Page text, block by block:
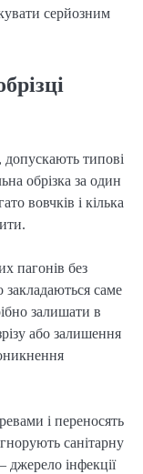
серйозним
допускають типові
обрізка за один
вовчків і кілька
пагонів без
саме
залишати в
або залишення
і переносять
санітарну
джерело інфекції